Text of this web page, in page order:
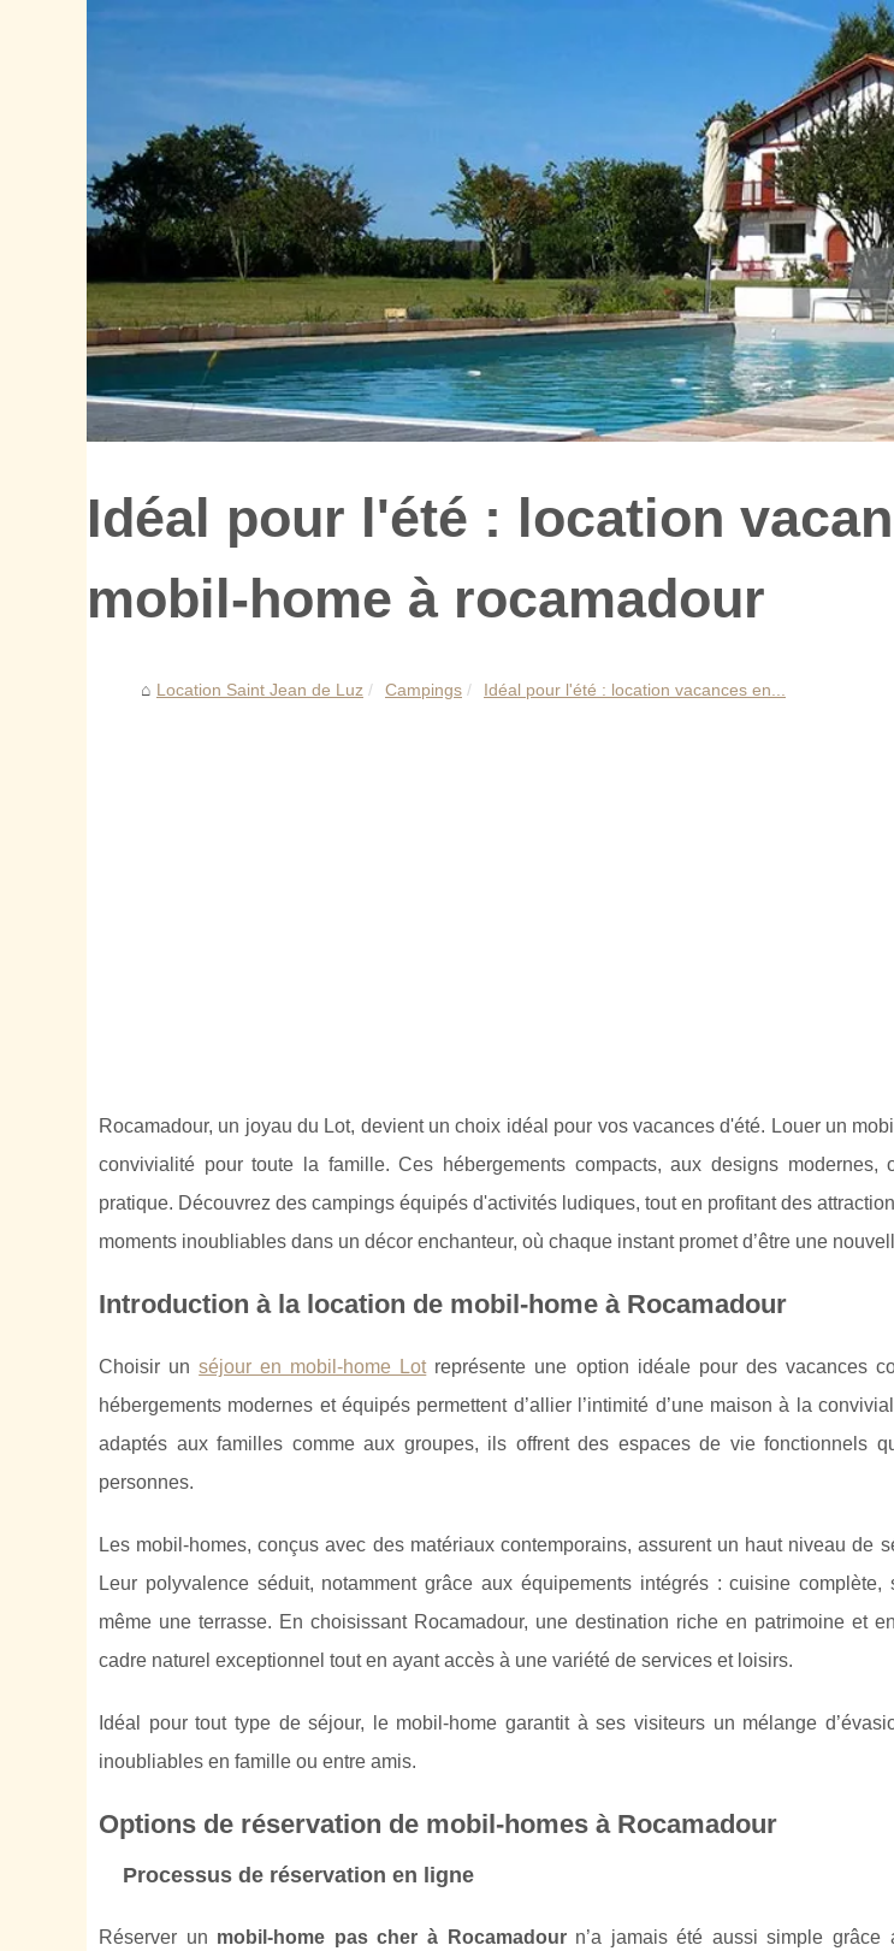
Idéal pour l'été : location
mobil-home à rocamadour
Location Saint Jean de Luz Campings Idéal pour l'été : location vacances en...
Rocamadour, un joyau du Lot, devient un choix idéal pour vos vacances d'été. Louer un
convivialité pour toute la famille. Ces hébergements compacts, aux designs modernes,
pratique. Découvrez des campings équipés d'activités ludiques, tout en profitant des
moments inoubliables dans un décor enchanteur, où chaque instant promet d’être une
Introduction à la location de mobil-home à Rocamadour
Choisir unséjour en mobil-home Lotreprésente une option idéale pour des vacances
hébergements modernes et équipés permettent d’allier l’intimité d’une maisonà la
adaptés aux familles comme aux groupes, ils offrent des espaces de vie fonctionnels
personnes.
Les mobil-homes, conçus avec des matériaux contemporains, assurent un haut niveau de
Leur polyvalence séduit, notamment grâce aux équipements intégrés : cuisine
même une terrasse. En choisissant Rocamadour, une destination riche en patrimoine et
cadre naturel exceptionnel tout en ayant accès à une variété de services et loisirs.
Idéal pour tout type de séjour, le mobil-home garantit à ses visiteurs un mélange
inoubliables en famille ou entre amis.
Options de réservation de mobil-homes à Rocamadour
Processus de réservation en ligne
Réserver un mobil-home pas cher à Rocamadourn’a jamais été aussi simple grâce